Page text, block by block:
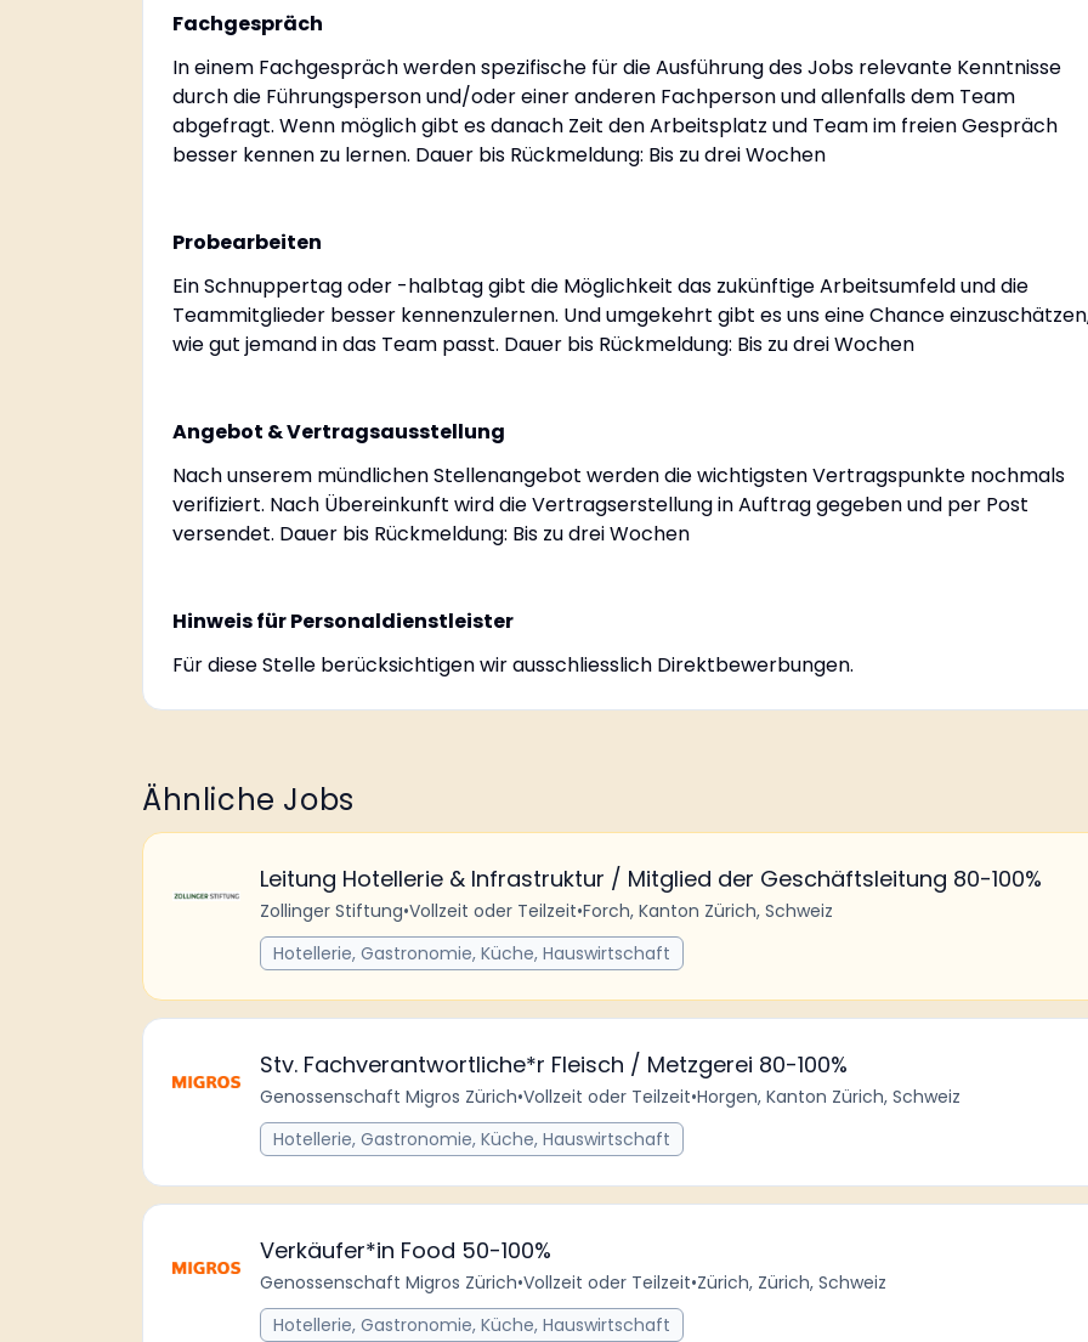
Fachgespräch
In einem Fachgespräch werden spezifische für die Ausführung des Jobs relevante Kenntnisse
durch die Führungsperson und/oder einer anderen Fachperson und allenfalls dem Team
abgefragt. Wenn möglich gibt es danach Zeit den Arbeitsplatz und Team im freien Gespräch
besser kennen zu lernen. Dauer bis Rückmeldung: Bis zu drei Wochen
Probearbeiten
Ein Schnuppertag oder -halbtag gibt die Möglichkeit das zukünftige Arbeitsumfeld und die
Teammitglieder besser kennenzulernen. Und umgekehrt gibt es uns eine Chance
wie gut jemand in das Team passt. Dauer bis Rückmeldung: Bis zu drei Wochen
Angebot & Vertragsausstellung
Nach unserem mündlichen Stellenangebot werden die wichtigsten Vertragspunkte nochmals
verifiziert. Nach Übereinkunft wird die Vertragserstellung in Auftrag gegeben und per Post
versendet. Dauer bis Rückmeldung: Bis zu drei Wochen
Hinweis für Personaldienstleister
Für diese Stelle berücksichtigen wir ausschliesslich Direktbewerbungen.
Ähnliche Jobs
Leitung Hotellerie & Infrastruktur / Mitglied der Geschäftsleitung 80-100%
Zollinger Stiftung•Vollzeit oder Teilzeit•Forch, Kanton Zürich, Schweiz
Hotellerie, Gastronomie, Küche, Hauswirtschaft
Stv. Fachverantwortliche*r Fleisch / Metzgerei 80-100%
Genossenschaft Migros Zürich•Vollzeit oder Teilzeit•Horgen, Kanton Zürich, Schweiz
Hotellerie, Gastronomie, Küche, Hauswirtschaft
Verkäufer*in Food 50-100%
Genossenschaft Migros Zürich•Vollzeit oder Teilzeit•Zürich, Zürich, Schweiz
Hotellerie, Gastronomie, Küche, Hauswirtschaft